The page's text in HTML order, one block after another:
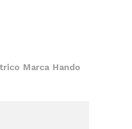
Marca Hando